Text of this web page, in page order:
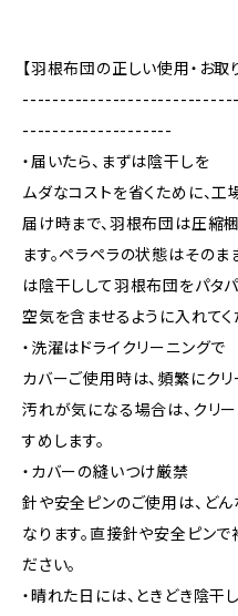
【羽根布団の正しい使用・お取
--------------------
・届いたら、まずは陰干しを
ムダなコストを省くために、
届け時まで、羽根布団は圧縮
ます。ペラペラの状態はその
は陰干しして羽根布団をパタパ
空気を含ませるように入れてく
・洗濯はドライクリーニングで
カバーご使用時は、頻繁にク
汚れが気になる場合は、クリ
すめします。
・カバーの縫いつけ厳禁
針や安全ピンのご使用は、ど
なります。直接針や安全ピン
ださい。
・晴れた日には、ときどき陰干し